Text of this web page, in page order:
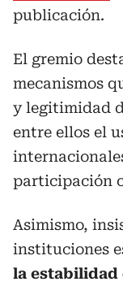
publicación.
El gremio
mecanismos
y legitimidad
entre ellos el
participación
Asimismo,
instituciones
la estabilidad